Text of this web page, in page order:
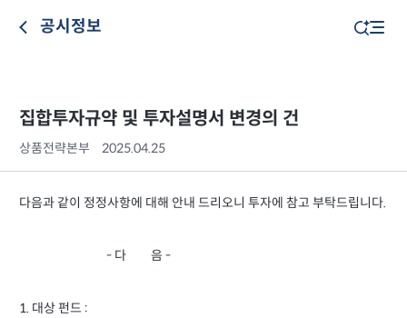
공시정보
집합투자규약 및 투자설명서 변경의 건
상품전략본부 2025.04.25
다음과 같이 정정사항에 대해 안내 드리오니 투자에 참고 부탁드립니다.
- 다 음 -
1. 대상 펀드 :